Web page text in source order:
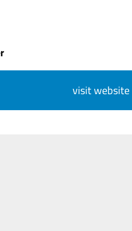
visit website